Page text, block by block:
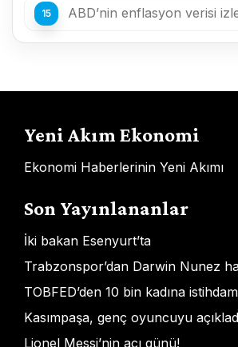
ABD’nin enflasyon verisi
Yeni Akım Ekonomi
Ekonomi Haberlerinin Yeni Akımı
Son Yayınlananlar
İki bakan Esenyurt’ta
Trabzonspor’dan Darwin Nunez
TOBFED’den 10 bin kadına
Kasımpaşa, genç oyuncuyu
Lionel Messi’nin acı günü!